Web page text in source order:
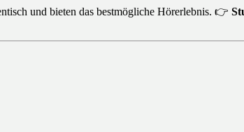
und bieten das bestmögliche Hörerlebnis. 👉